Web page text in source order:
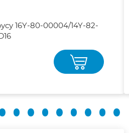
16Y-80-00004/14Y-82-